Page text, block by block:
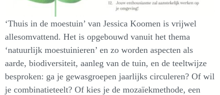
‘Thuis in de moestuin’ van Jessica Koomen is vrijwel
allesomvattend. Het is opgebouwd vanuit het thema
‘natuurlijk moestuinieren’ en zo worden aspecten als
aarde, biodiversiteit, aanleg van de tuin, en de teeltwijze
besproken: ga je gewasgroepen jaarlijks circuleren? Of wil
je combinatieteelt? Of kies je de mozaïekmethode, een